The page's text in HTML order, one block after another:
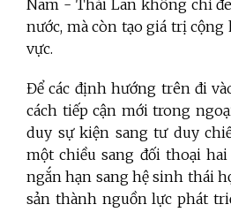
Nam - Thái Lan không chỉ
nước, mà còn tạo giá trị
vực.
Để các định hướng trên đi
cách tiếp cận mới trong
duy sự kiện sang tư duy
một chiều sang đối thoại
ngắn hạn sang hệ sinh thái
sản thành nguồn lực phát